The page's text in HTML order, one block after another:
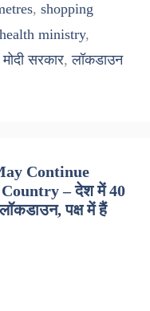
, shopping
ministry,
मोदी सरकार,लॉकडाउन
Continue
– देश में 40
पक्ष में हैं